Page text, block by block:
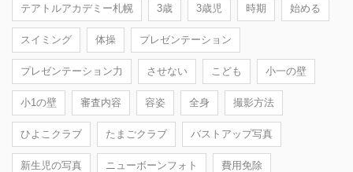
テアトルアカデミー札幌 3歳 3歳児 時期 始める
スイミング 体操 プレゼンテーション
プレゼンテーション力 させない こども 小一の壁
小1の壁 審査内容 容姿 全身 撮影方法
ひよこクラブ たまごクラブ バストアップ写真
新生児の写真 ニューボーンフォト 費用免除